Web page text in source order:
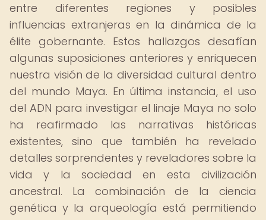
entre diferentes regiones y posibles
influencias extranjeras en la dinámica de la
élite gobernante. Estos hallazgos desafían
algunas suposiciones anteriores y enriquecen
nuestra visión de la diversidad cultural dentro
del mundo Maya. En última instancia, el uso
del ADN para investigar el linaje Maya no solo
ha reafirmado las narrativas históricas
existentes, sino que también ha revelado
detalles sorprendentes y reveladores sobre la
vida y la sociedad en esta civilización
ancestral. La combinación de la ciencia
genética y la arqueología está permitiendo